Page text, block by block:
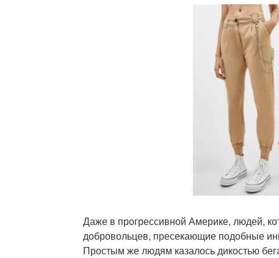
Даже в прогрессивной Америке, людей,
добровольцев, пресекающие подобные
Простым же людям казалось дикостью